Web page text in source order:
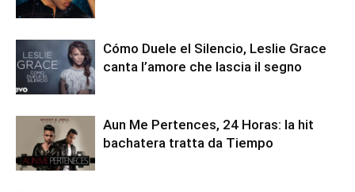
Cómo Duele el Silencio, Leslie Grace
canta l’amore che lascia il segno
Aun Me Pertences, 24 Horas: la hit
bachatera tratta da Tiempo